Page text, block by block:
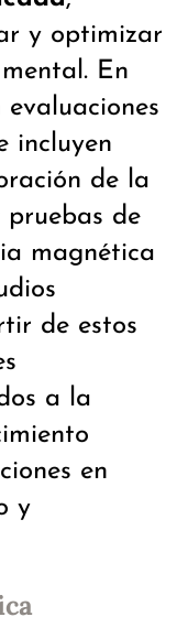
y optimizar
En
evaluaciones
incluyen
de la
pruebas de
magnética
de estos
a la
en
y